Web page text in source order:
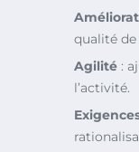
qualité de
Agilité :
l’activité.